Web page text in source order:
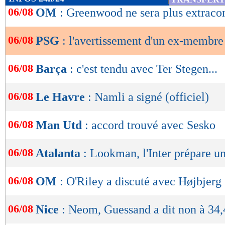
L'Equipe.
Lu 30.841 fois- Damien Da
de
OK
06/08 OM : Greenwood ne sera plus
06/08 PSG : l'avertissement d'un ex-
06/08 Barça : c'est tendu avec Ter Stegen...
06/08 Le Havre : Namli a signé (officiel)
06/08 Man Utd : accord trouvé avec Sesko
06/08 Atalanta : Lookman, l'Inter prépare
06/08 OM : O'Riley a discuté avec Højbjerg
06/08 Nice : Neom, Guessand a dit non à